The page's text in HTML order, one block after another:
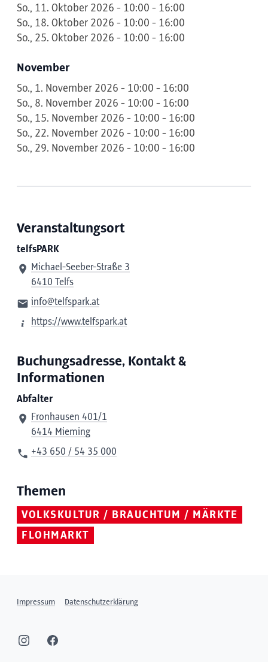
So., 11. Oktober 2026 - 10:00 - 16:00
So., 18. Oktober 2026 - 10:00 - 16:00
So., 25. Oktober 2026 - 10:00 - 16:00
November
So., 1. November 2026 - 10:00 - 16:00
So., 8. November 2026 - 10:00 - 16:00
So., 15. November 2026 - 10:00 - 16:00
So., 22. November 2026 - 10:00 - 16:00
So., 29. November 2026 - 10:00 - 16:00
Veranstaltungsort
telfsPARK
Michael-Seeber-Straße 3
6410 Telfs
info@telfspark.at
https://www.telfspark.at
Buchungsadresse, Kontakt &
Informationen
Abfalter
Fronhausen 401/1
6414 Mieming
+43 650 / 54 35 000
Themen
VOLKSKULTUR / BRAUCHTUM / MÄRKTE
FLOHMARKT
Impressum Datenschutzerklärung